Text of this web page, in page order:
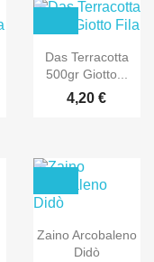
Das Terracotta
500gr Giotto...
4,20 €
Zaino Arcobaleno
Didò